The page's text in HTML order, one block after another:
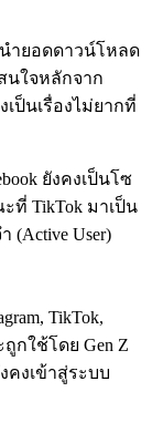
ำยอดดาวน์โหลด
นใจหลักจาก
ป็นเรื่องไม่ยากที่
ยังคงเป็นโซ
ที่ TikTok มาเป็น
(Active User)
TikTok,
ถูกใช้โดย Gen Z
งเข้าสู่ระบบ